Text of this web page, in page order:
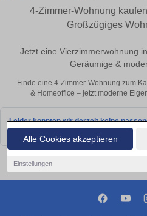
Alle Cookies akzeptieren
Einstellungen
4-Zimmer-Wohnung
Großzügiges
Jetzt eine Vierzimmerwohnung
Geräumige &
Finde eine 4-Zimmer-Wohnung zum
& Homeoffice – jetzt moderne
Leider konnten wir derzeit keine